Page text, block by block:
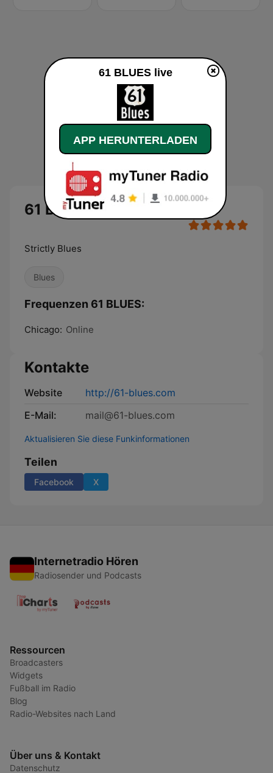
61 BLUES
Strictly Blues
Blues
Frequenzen 61 BLUES:
Chicago: Online
Kontakte
Website
http://61-blues.com
E-Mail:
mail@61-blues.com
Aktualisieren Sie diese Funkinformationen
Teilen
Facebook X
Internetradio Hören
Radiosender und Podcasts
Ressourcen
Broadcasters
Widgets
Fußball im Radio
Blog
Radio-Websites nach Land
Über uns & Kontakt
Datenschutz
61 BLUES live
APP HERUNTERLADEN